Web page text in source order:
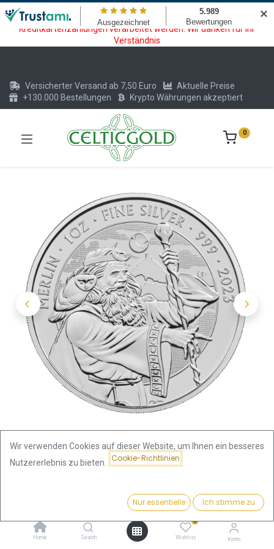
Wartungsarbeiten am Kreditkarten und Krypto Bezahlmodul. In der
Zeit vom 20.07. - 09.08.2026 können keine Krypto oder
Kreditkartenzahlungen verarbeitet werden. Wir danken für Ihr
Verständnis
Preis:
75,41 € Kaufen
Home Search
0
Wishlist Konto
Versicherter Versand ab 7,50 Euro
Aktuelle Preise
+130.000 Bestellungen
Krypto Währungen akzeptiert
0
Myths and Legends "Merlin" 1 Unze Silbermünze 2023
Myths and Legends "Merlin" 1
Wir verwenden Cookies auf dieser Website, um Ihnen ein besseres
Nutzererlebnis zu bieten.
Cookie-Richtlinien
Nur essentielle Ich stimme zu
✕